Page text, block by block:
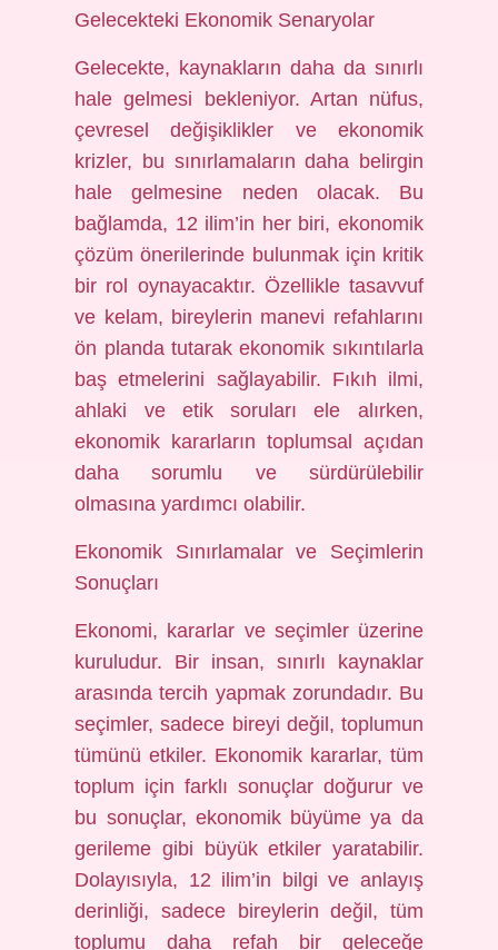
Gelecekteki Ekonomik Senaryolar
Gelecekte, kaynakların daha da sınırlı
hale gelmesi bekleniyor. Artan nüfus,
çevresel değişiklikler ve ekonomik
krizler, bu sınırlamaların daha belirgin
hale gelmesine neden olacak. Bu
bağlamda, 12 ilim’in her biri, ekonomik
çözüm önerilerinde bulunmak için kritik
bir rol oynayacaktır. Özellikle tasavvuf
ve kelam, bireylerin manevi refahlarını
ön planda tutarak ekonomik sıkıntılarla
baş etmelerini sağlayabilir. Fıkıh ilmi,
ahlaki ve etik soruları ele alırken,
ekonomik kararların toplumsal açıdan
daha sorumlu ve sürdürülebilir
olmasına yardımcı olabilir.
Ekonomik Sınırlamalar ve Seçimlerin
Sonuçları
Ekonomi, kararlar ve seçimler üzerine
kuruludur. Bir insan, sınırlı kaynaklar
arasında tercih yapmak zorundadır. Bu
seçimler, sadece bireyi değil, toplumun
tümünü etkiler. Ekonomik kararlar, tüm
toplum için farklı sonuçlar doğurur ve
bu sonuçlar, ekonomik büyüme ya da
gerileme gibi büyük etkiler yaratabilir.
Dolayısıyla, 12 ilim’in bilgi ve anlayış
derinliği, sadece bireylerin değil, tüm
toplumu daha refah bir geleceğe